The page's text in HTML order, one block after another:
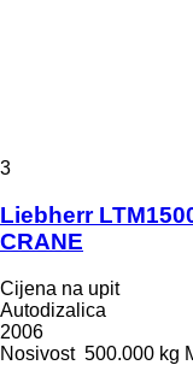
3
Liebherr
CRANE
Cijena na upit
Autodizalica
2006
Nosivost 500.000 kg